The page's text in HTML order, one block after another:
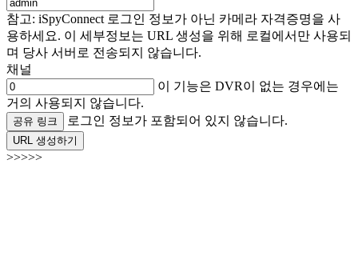
참고: iSpyConnect 로그인 정보가 아닌 카메라 자격증명을 사
용하세요. 이 세부정보는 URL 생성을 위해 로컬에서만 사용되
며 당사 서버로 전송되지 않습니다.
채널
이 기능은 DVR이 없는 경우에는
거의 사용되지 않습니다.
공유 링크 로그인 정보가 포함되어 있지 않습니다.
URL 생성하기
>>>>>